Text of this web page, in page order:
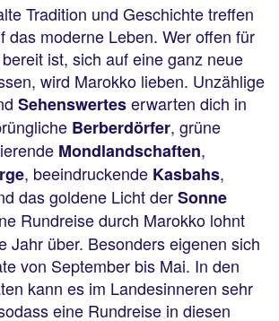
Tradition und Geschichte treffen
das moderne Leben. Wer offen für
ist, sich auf eine ganz neue
wird Marokko lieben. Unzählige
Sehenswerteserwarten dich in
Berberdörfer, grüne
Mondlandschaften,
, beeindruckende Kasbahs,
das goldene Licht derSonne
Rundreise durch Marokko lohnt
Jahr über. Besonders eigenen sich
von September bis Mai. In den
kann es im Landesinneren sehr
eine Rundreise in diesen